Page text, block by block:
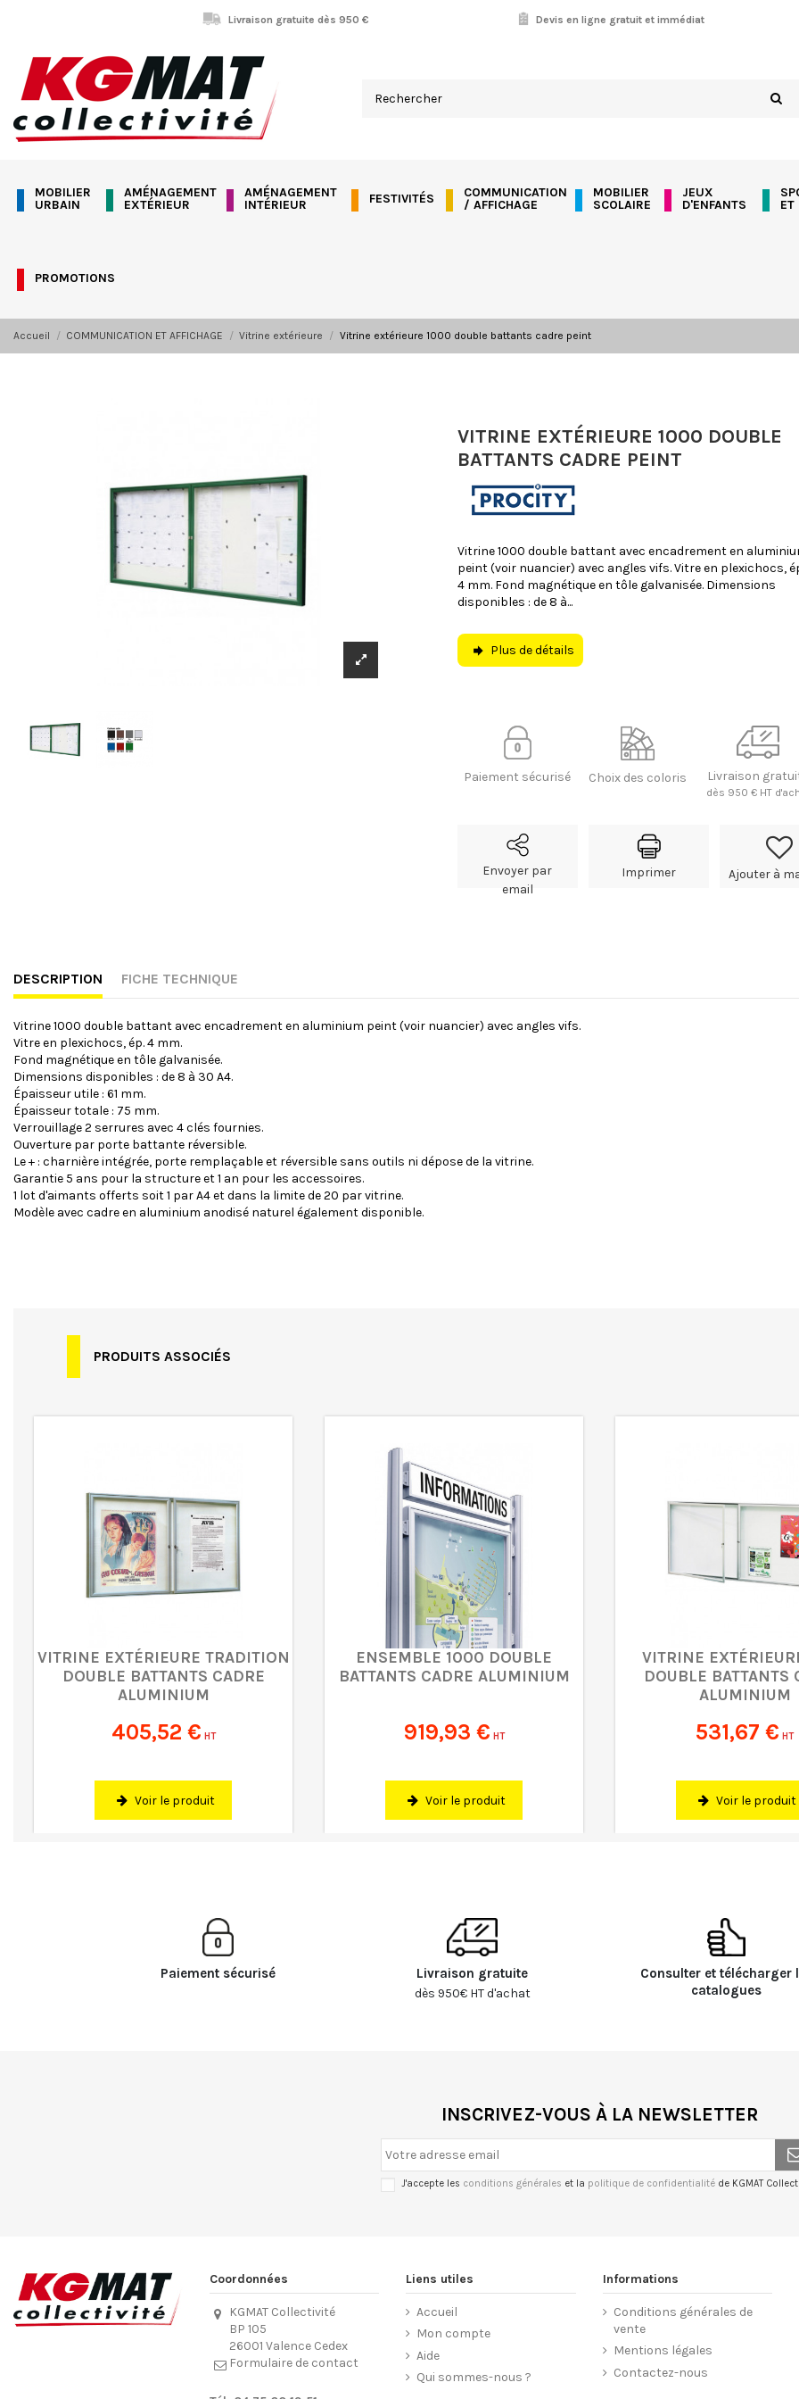
Livraison gratuite dès 950 € Devis en ligne gratuit et immédiat
MOBILIER
URBAIN
AMÉNAGEMENT
EXTÉRIEUR
AMÉNAGEMENT
INTÉRIEUR
FESTIVITÉS
COMMUNICATION
/ AFFICHAGE
MOBILIER
SCOLAIRE
JEUX
D'ENFANTS
ET
PROMOTIONS
Accueil COMMUNICATION ET AFFICHAGE Vitrine extérieure Vitrine extérieure 1000 double battants cadre peint
VITRINE EXTÉRIEURE 1000 DOUBLE
BATTANTS CADRE PEINT
Vitrine 1000 double battant avec encadrement en
peint (voir nuancier) avec angles vifs. Vitre en plexichocs,
4 mm. Fond magnétique en tôle galvanisée. Dimensions
disponibles : de 8 à...
Plus de détails
Paiement sécurisé Choix des coloris Livraison
dès 950 € HT
Envoyer par
email
Imprimer Ajouter à
DESCRIPTION FICHE TECHNIQUE
Vitrine 1000 double battant avec encadrement en aluminium peint (voir nuancier) avec angles vifs.
Vitre en plexichocs, ép. 4 mm.
Fond magnétique en tôle galvanisée.
Dimensions disponibles : de 8 à 30 A4.
Épaisseur utile : 61 mm.
Épaisseur totale : 75 mm.
Verrouillage 2 serrures avec 4 clés fournies.
Ouverture par porte battante réversible.
Le + : charnière intégrée, porte remplaçable et réversible sans outils ni dépose de la vitrine.
Garantie 5 ans pour la structure et 1 an pour les accessoires.
1 lot d'aimants offerts soit 1 par A4 et dans la limite de 20 par vitrine.
Modèle avec cadre en aluminium anodisé naturel également disponible.
PRODUITS ASSOCIÉS
VITRINE EXTÉRIEURE TRADITION
DOUBLE BATTANTS CADRE
ALUMINIUM
405,52 € HT
Voir le produit
ENSEMBLE 1000 DOUBLE
BATTANTS CADRE ALUMINIUM
919,93 € HT
Voir le produit
VITRINE
DOUBLE BATTANTS
ALUMINIUM
531,67 € HT
Voir le produit
Paiement sécurisé Livraison gratuite
dès 950€ HT d'achat
Consulter et télécharger
catalogues
INSCRIVEZ-VOUS À LA NEWSLETTER
J'accepte les conditions générales et la politique de confidentialité de KGMAT
Coordonnées
KGMAT Collectivité
BP 105
26001 Valence Cedex
Formulaire de contact
Liens utiles
Accueil
Mon compte
Aide
Qui sommes-nous ?
Informations
Conditions générales de
vente
Mentions légales
Contactez-nous